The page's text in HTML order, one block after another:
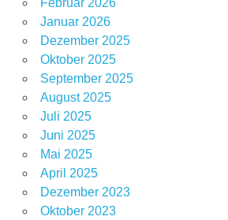
Februar 2026
Januar 2026
Dezember 2025
Oktober 2025
September 2025
August 2025
Juli 2025
Juni 2025
Mai 2025
April 2025
Dezember 2023
Oktober 2023